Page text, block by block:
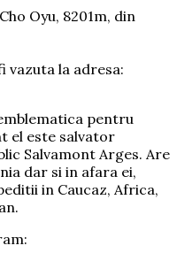
Oyu, 8201m, din
vazuta la adresa:
pentru
el este salvator
Salvamont Arges. Are
dar si in afara ei,
in Caucaz, Africa,